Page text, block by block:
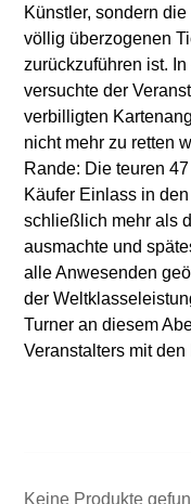
Künstler, sondern
völlig überzogenen
zurückzuführen ist.
versuchte der
verbilligten
nicht mehr zu retten
Rande: Die teuren
Käufer Einlass in
schließlich mehr als
ausmachte und
alle Anwesenden
der
Turner an diesem
Veranstalters mit
Keine Produkte